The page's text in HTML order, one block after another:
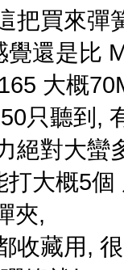
把買來彈
覺還是比
大概
只聽到,
絕對大蠻
大概5
夾,
收藏用,